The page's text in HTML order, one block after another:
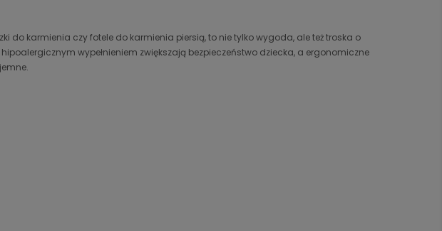
do karmienia czy fotele do karmienia piersią, to nie tylko wygoda, ale też troska o
wypełnieniem zwiększają bezpieczeństwo dziecka, a ergonomiczne